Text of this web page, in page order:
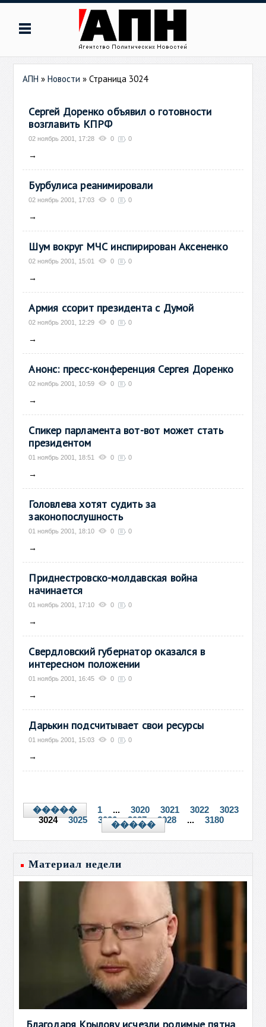
АПН »Новости » Страница 3024
Сергей Доренко объявил о готовности
возглавить КПРФ
02 ноябрь 2001, 17:28 0 0
→
Бурбулиса реанимировали
02 ноябрь 2001, 17:03 0 0
→
Шум вокруг МЧС инспирирован Аксененко
02 ноябрь 2001, 15:01 0 0
→
Армия ссорит президента с Думой
02 ноябрь 2001, 12:29 0 0
→
Анонс: пресс-конференция Сергея Доренко
02 ноябрь 2001, 10:59 0 0
→
Спикер парламента вот-вот может стать
президентом
01 ноябрь 2001, 18:51 0 0
→
Головлева хотят судить за
законопослушность
01 ноябрь 2001, 18:10 0 0
→
Приднестровско-молдавская война
начинается
01 ноябрь 2001, 17:10 0 0
→
Свердловский губернатор оказался в
интересном положении
01 ноябрь 2001, 16:45 0 0
→
Дарькин подсчитывает свои ресурсы
01 ноябрь 2001, 15:03 0 0
→
����� 1 ... 3020 3021 3022
3023
3024
3025 3026 3027 3028 ... 3180
�����
Материал недели
Благодаря Крылову исчезли родимые пятна